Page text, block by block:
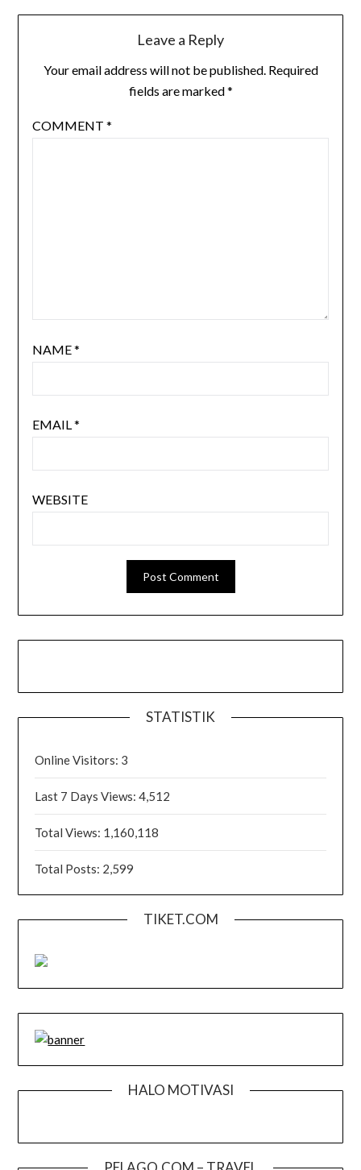
Leave a Reply
Your email address will not be published. Required
fields are marked*
COMMENT *
NAME*
EMAIL*
WEBSITE
STATISTIK
Online Visitors: 3
Last 7 Days Views:4,512
Total Views: 1,160,118
Total Posts: 2,599
TIKET.COM
HALO MOTIVASI